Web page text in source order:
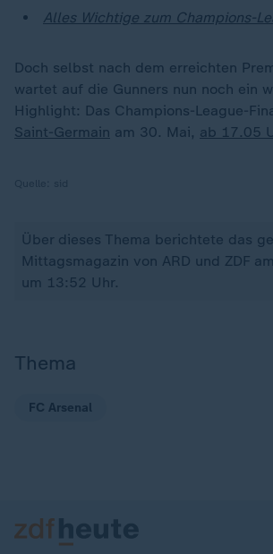
Alles Wichtige zum Champions-
Doch selbst nach dem erreichten
wartet auf die Gunners nun noch ein
Highlight: Das Champions-League-
Saint-Germain am 30. Mai, ab 17.05
Über dieses Thema berichtete das
Mittagsmagazin von ARD und ZDF
um 13:52 Uhr.
Thema
FC Arsenal